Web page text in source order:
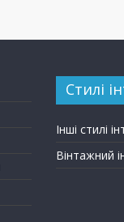
Стилі
Інші стилі
Вінтажний